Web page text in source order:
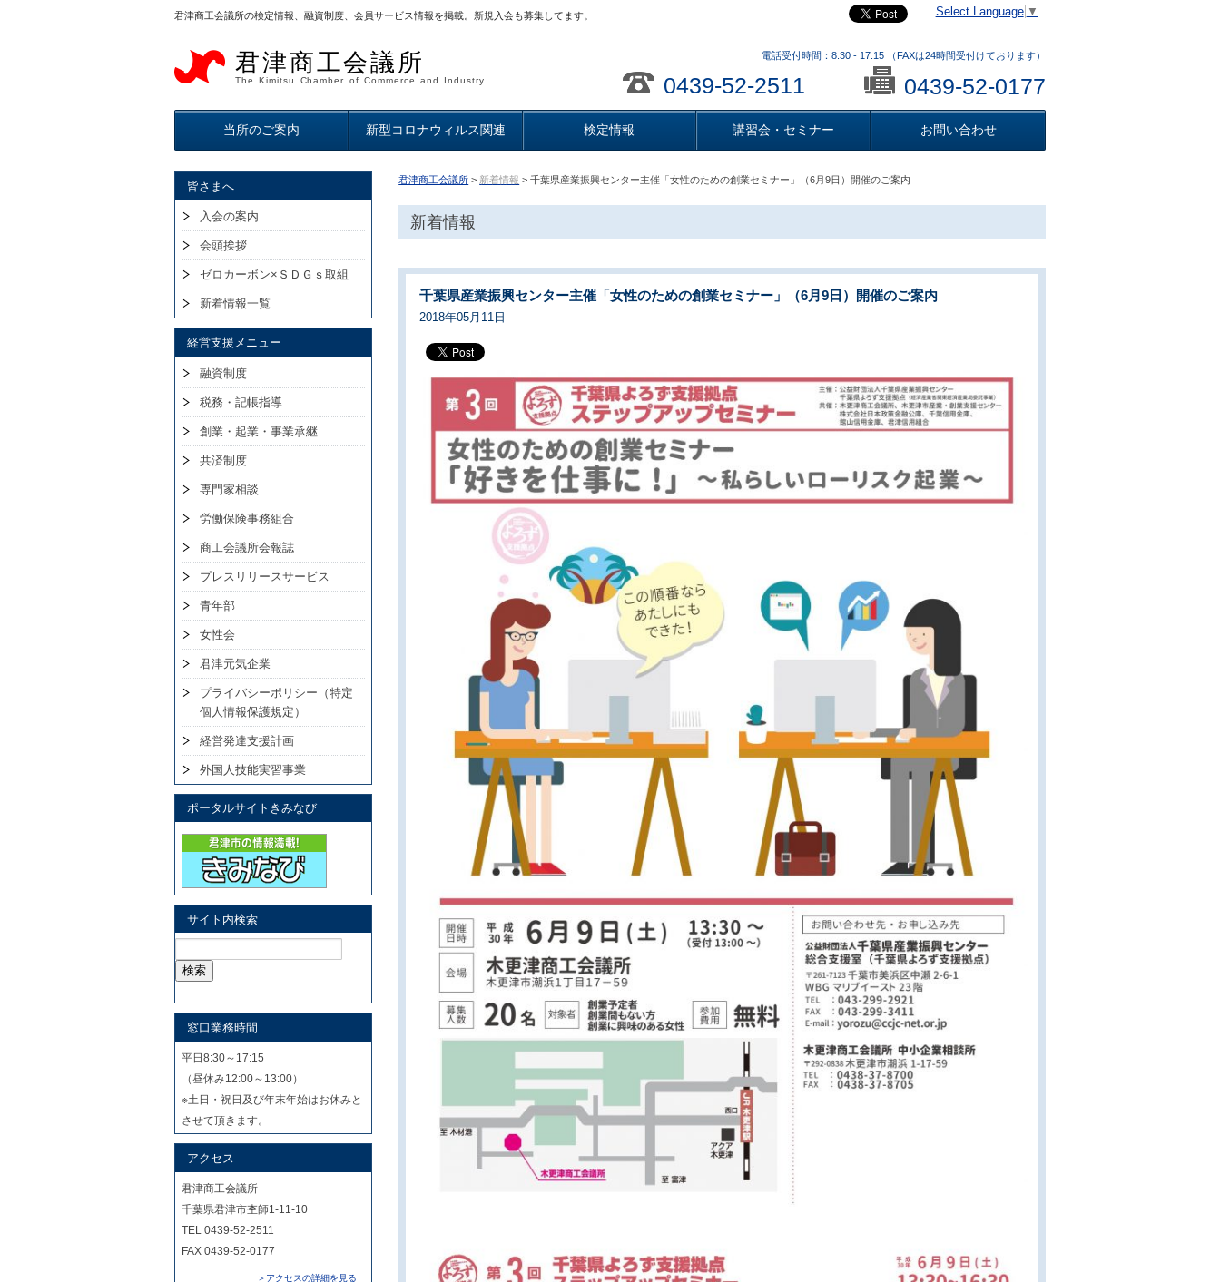
君津商工会議所の検定情報、融資制度、会員サービス情報を掲載。新規入会も募集してます。 Select Language ▼
君津商工会議所
The Kimitsu Chamber of Commerce and Industry
電話受付時間：8:30 - 17:15 （FAXは24時間受付けております）
0439-52-2511 0439-52-0177
当所のご案内 新型コロナウィルス関連 検定情報 講習会・セミナー お問い合わせ
君津商工会議所 > 新着情報 > 千葉県産業振興センター主催「女性のための創業セミナー」（6月9日）開催のご案内
新着情報
千葉県産業振興センター主催「女性のための創業セミナー」（6月9日）開催のご案内
2018年05月11日
皆さまへ
入会の案内
会頭挨拶
ゼロカーボン×ＳＤＧｓ取組
新着情報一覧
経営支援メニュー
融資制度
税務・記帳指導
創業・起業・事業承継
共済制度
専門家相談
労働保険事務組合
商工会議所会報誌
プレスリリースサービス
青年部
女性会
君津元気企業
プライバシーポリシー（特定
個人情報保護規定）
経営発達支援計画
外国人技能実習事業
ポータルサイトきみなび
サイト内検索
索:
窓口業務時間
平日8:30～17:15
（昼休み12:00～13:00）
※土日・祝日及び年末年始はお休みと
させて頂きます。
アクセス
君津商工会議所
千葉県君津市杢師1-11-10
TEL 0439-52-2511
FAX 0439-52-0177
＞アクセスの詳細を見る